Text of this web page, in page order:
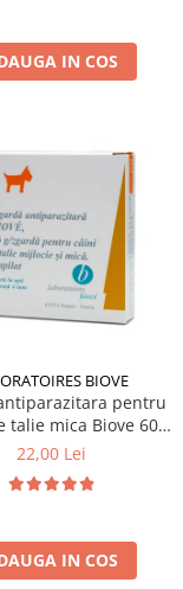
IN COS
BIOVE
pentru
talie mica Biove 60
cm
22,00 Lei
IN COS